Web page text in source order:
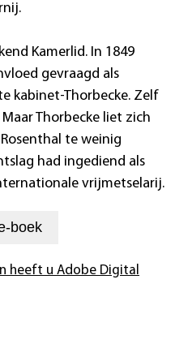
Kamerlid. In 1849
gevraagd als
kabinet-Thorbecke. Zelf
Thorbecke liet zich
te weinig
had ingediend als
vrijmetselarij.
boek
heeft u Adobe Digital